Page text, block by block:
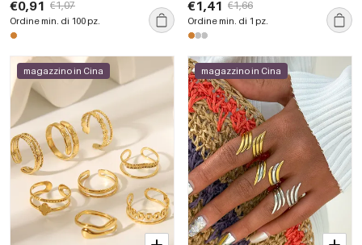
€0,91 €1,07
Ordine min. di 100 pz.
€1,41 €1,66
Ordine min. di 1 pz.
magazzino in Cina magazzino in Cina